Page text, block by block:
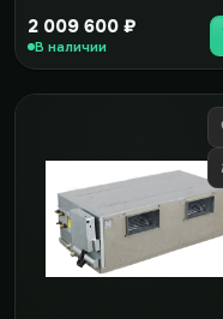
2 009 600 ₽
В наличии